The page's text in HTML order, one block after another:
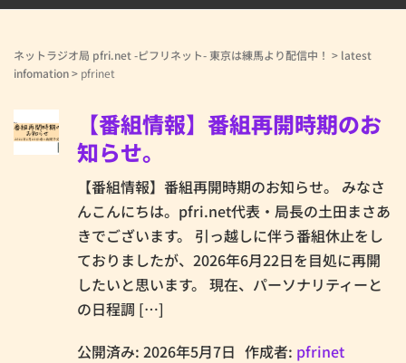
ネットラジオ局 pfri.net -ピフリネット- 東京は練馬より配信中！ > latest
infomation> pfrinet
【番組情報】番組再開時期のお
知らせ。
【番組情報】番組再開時期のお知らせ。 みなさ
んこんにちは。pfri.net代表・局長の土田まさあ
きでございます。 引っ越しに伴う番組休止をし
ておりましたが、2026年6月22日を目処に再開
したいと思います。 現在、パーソナリティーと
の日程調 […]
公開済み: 2026年5月7日 作成者: pfrinet